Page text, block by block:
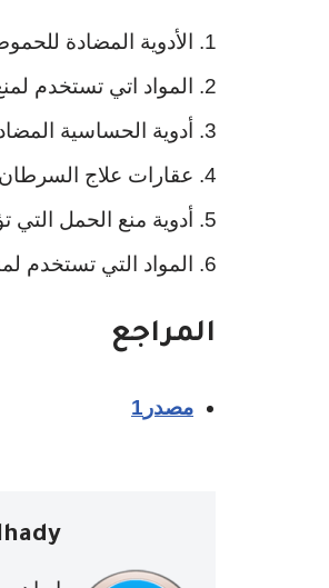
الأدوية المضادة
المواد اتي تستخدم
أدوية الحساسية
عقارات علاج
أدوية منع الحمل
المواد التي تستخدم
المراجع
مصدر1